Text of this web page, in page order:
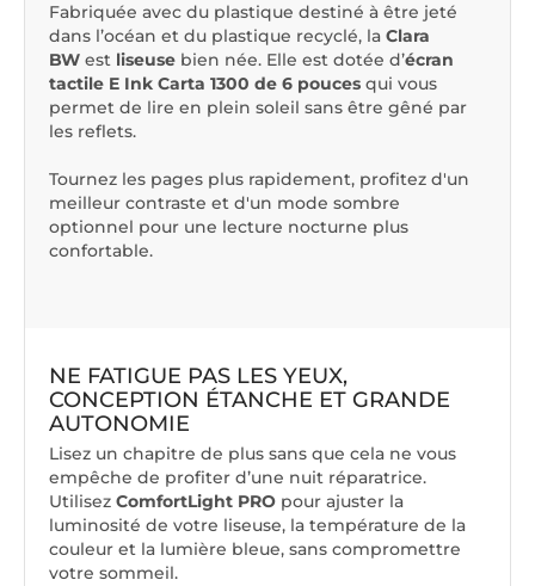
Fabriquée avec du plastique destiné à être jeté
dans l’océan et du plastique recyclé, la Clara
BW est liseuse bien née. Elle est dotée d’écran
tactile E Ink Carta 1300 de 6 pouces qui vous
permet de lire en plein soleil sans être gêné par
les reflets.
Tournez les pages plus rapidement, profitez d'un
meilleur contraste et d'un mode sombre
optionnel pour une lecture nocturne plus
confortable.
NE FATIGUE PAS LES YEUX,
CONCEPTION ÉTANCHE ET GRANDE
AUTONOMIE
Lisez un chapitre de plus sans que cela ne vous
empêche de profiter d’une nuit réparatrice.
Utilisez ComfortLight PRO pour ajuster la
luminosité de votre liseuse, la température de la
couleur et la lumière bleue, sans compromettre
votre sommeil.